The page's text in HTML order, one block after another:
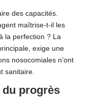
des capacités.
maîtrise-t-il les
la perfection ? La
exige une
nosocomiales n’ont
sanitaire.
du progrès